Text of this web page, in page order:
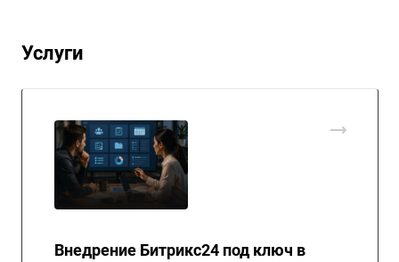
Услуги
Внедрение Битрикс24 под ключ в